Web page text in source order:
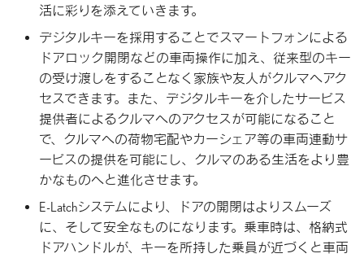
活に彩りを添えていきます。
デジタルキーを採用することでスマートフォンによる
ドアロック開閉などの車両操作に加え、従来型のキー
の受け渡しをすることなく家族や友人がクルマへアク
セスできます。また、デジタルキーを介したサービス
提供者によるクルマへのアクセスが可能になること
で、クルマへの荷物宅配やカーシェア等の車両連動サ
ービスの提供を可能にし、クルマのある生活をより豊
かなものへと進化させます。
E-Latchシステムにより、ドアの開閉はよりスムーズ
に、そして安全なものになります。乗車時は、格納式
ドアハンドルが、キーを所持した乗員が近づくと車両